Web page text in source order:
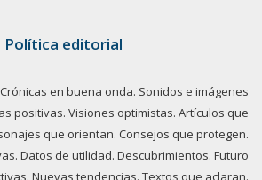
Política editorial
en buena onda. Sonidos e imágenes
positivas. Visiones optimistas. Artículos que
que orientan. Consejos que protegen.
Datos de utilidad. Descubrimientos. Futuro
Nuevas tendencias. Textos que aclaran.